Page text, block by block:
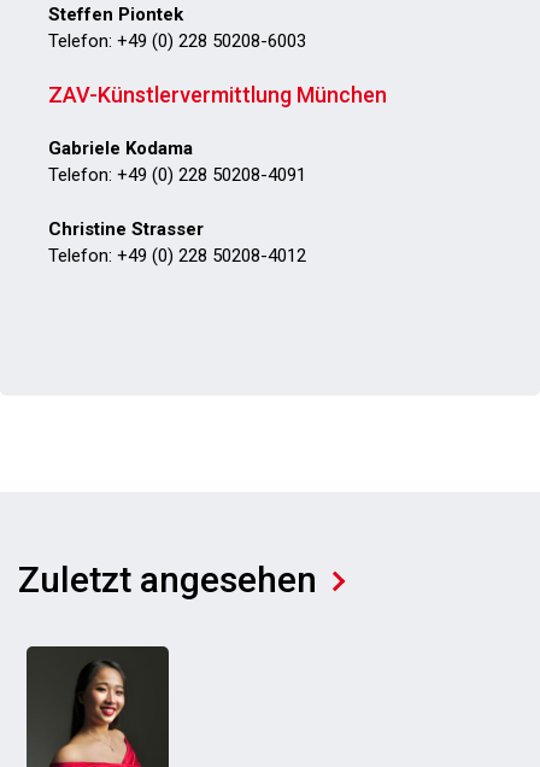
Steffen Piontek
Telefon: +49 (0) 228 50208-6003
ZAV-Künstlervermittlung München
Gabriele Kodama
Telefon: +49 (0) 228 50208-4091
Christine Strasser
Telefon: +49 (0) 228 50208-4012
Zuletzt angesehen